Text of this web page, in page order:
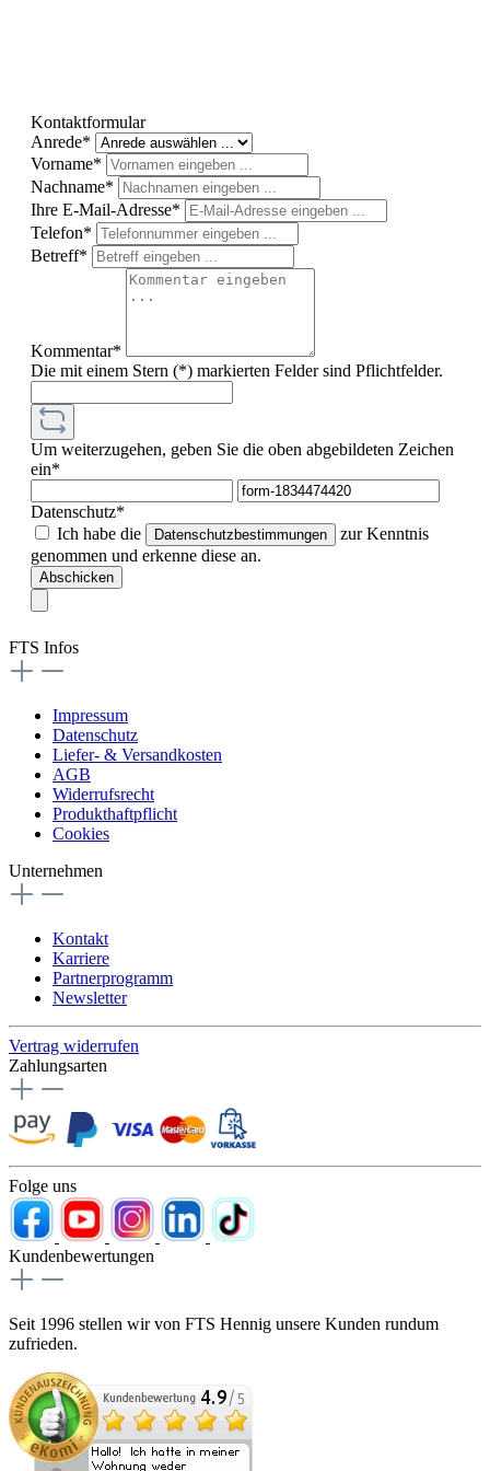
Kontaktformular
Anrede*
Vorname*
Nachname*
Ihre E-Mail-Adresse*
Telefon*
Betreff*
Kommentar*
Die mit einem Stern (*) markierten Felder sind Pflichtfelder.
Um weiterzugehen, geben Sie die oben abgebildeten Zeichen
ein*
Datenschutz*
Ich habe die
Datenschutzbestimmungen
zur Kenntnis
genommen und erkenne diese an.
Abschicken
FTS Infos
Impressum
Datenschutz
Liefer- & Versandkosten
AGB
Widerrufsrecht
Produkthaftpflicht
Cookies
Unternehmen
Kontakt
Karriere
Partnerprogramm
Newsletter
Vertrag widerrufen
Zahlungsarten
Folge uns
Kundenbewertungen
Seit 1996 stellen wir von FTS Hennig unsere Kunden rundum
zufrieden.